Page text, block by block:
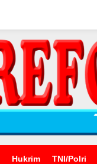
Hukrim TNI/Polri